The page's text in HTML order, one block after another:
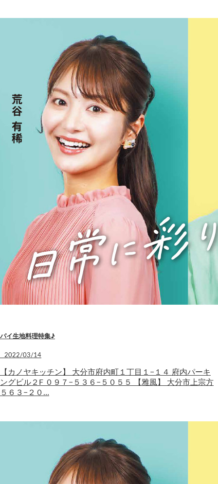
パイ生地料理特集♪
2022/03/14
【カノヤキッチン】 大分市府内町１丁目１−１４ 府内パーキ
ングビル２F ０９７−５３６−５０５５ 【雅風】 大分市上宗方
５６３−２０…